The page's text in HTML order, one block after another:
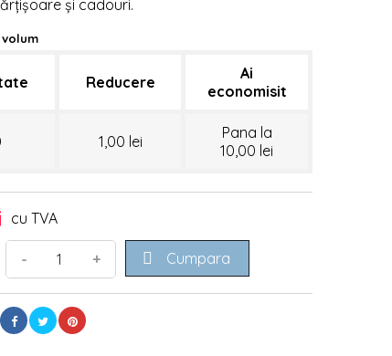
și cadouri.
Reducere
Ai
economisit
1,00 lei
Pana la
10,00 lei
cu TVA
- +  Cumpara